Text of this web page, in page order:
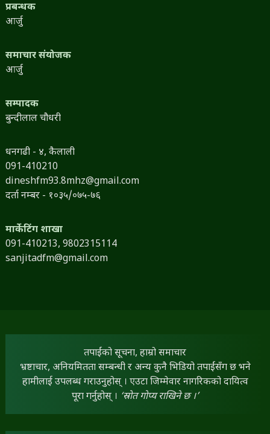
प्रबन्धक
आर्जु
समाचार संयोजक
आर्जु
सम्पादक
बुन्दीलाल चौधरी
धनगढी - ४, कैलाली
091-410210
dineshfm93.8mhz@gmail.com
दर्ता नम्बर - १०३५/०७५-७६
मार्केटिंग शाखा
091-410213, 9802315114
sanjitadfm@gmail.com
तपाईंको सूचना, हाम्रो समाचार
भ्रष्टाचार, अनियमितता सम्बन्धी र अन्य कुनै भिडियो तपाईंसँग छ भने
हामीलाई उपलब्ध गराउनुहोस् । एउटा जिम्मेवार नागरिकको दायित्व
पूरा गर्नुहोस् । ‘स्रोत गोप्य राखिने छ ।’